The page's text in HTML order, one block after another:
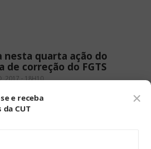
nesta quarta ação do
de correção do FGTS
2017 - 18H10
e receba
CUT